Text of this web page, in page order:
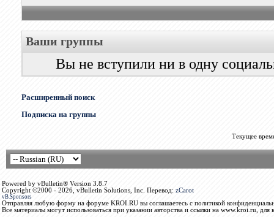
Ваши группы
Вы не вступили ни в одну
Расширенный поиск
Подписка на группы
Текущее
Powered by vBulletin® Version 3.8.7
Copyright ©2000 - 2026, vBulletin Solutions, Inc. Перевод: zCarot
vB.Sponsors
Отправляя любую форму на форуме KROI.RU вы соглашаетесь с политикой
Все материалы могут использоваться при указании авторства и ссылки на www.kroi.ru, для